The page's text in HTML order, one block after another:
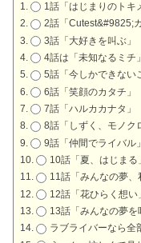
1話「はじまりのトキ
2話「Cutest&#9825;
3話「大好きを叫ぶ」
4話は「未知なるミチ」
5話「今しかできない
6話「笑顔のカタチ」
7話「ハルカカナタ」
8話「しずく、モノク
9話「仲間でライバル」
10話「夏、はじまる
11話「みんなの夢、
12話「花ひらく想い
13話「みんなの夢を
ラブライバーなら全